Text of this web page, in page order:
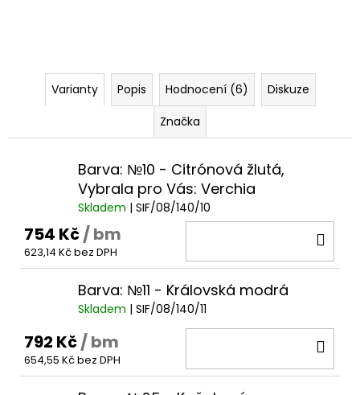
Varianty Popis Hodnocení (6)
Diskuze
Značka
Barva: №10 - Citrónová žlutá,
Vybrala pro Vás: Verchia
Skladem | SIF/08/140/10
754 Kč/ bm
623,14 Kč bez DPH
Barva: №11 - Královská modrá
Skladem | SIF/08/140/11
792 Kč/ bm
654,55 Kč bez DPH